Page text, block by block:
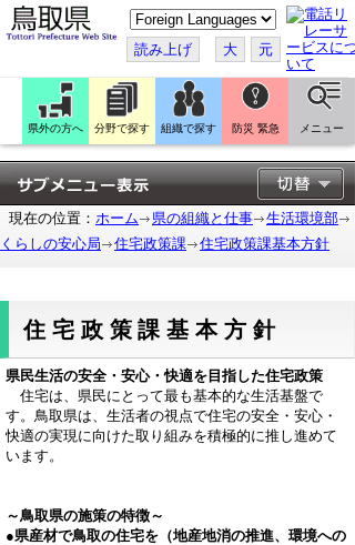
こ
の
ペ
ー
ジ
翻
訳
す
る
読み上げ 大 元
県外の方へ 分野で探す 組織で探す 防災 緊急 メニュー
現在の位置： ホーム 県の組織と仕事
生活環境部
くらしの安心局
住宅政策課 住宅政策課基本方針
住宅政策課基本方針
県民生活の安全・安心・快適を目指した住宅政策
住宅は、県民にとって最も基本的な生活基盤で
す。鳥取県は、生活者の視点で住宅の安全・安心・
快適の実現に向けた取り組みを積極的に推し進めて
います。
～鳥取県の施策の特徴～
●県産材で鳥取の住宅を （地産地消の推進、環境への